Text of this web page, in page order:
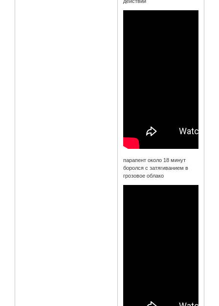
действий
парапент около 18 минут
боролся с затягиванием в
грозовое облако